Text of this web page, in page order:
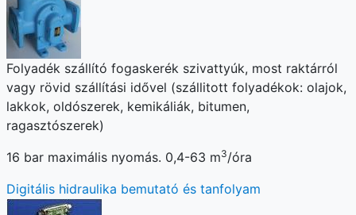
Folyadék szállító fogaskerék szivattyúk, most raktárról
vagy rövid szállítási idővel (szállitott folyadékok: olajok,
lakkok, oldószerek, kemikáliák, bitumen,
ragasztószerek)
16 bar maximális nyomás. 0,4-63 m3/óra
Digitális hidraulika bemutató és tanfolyam